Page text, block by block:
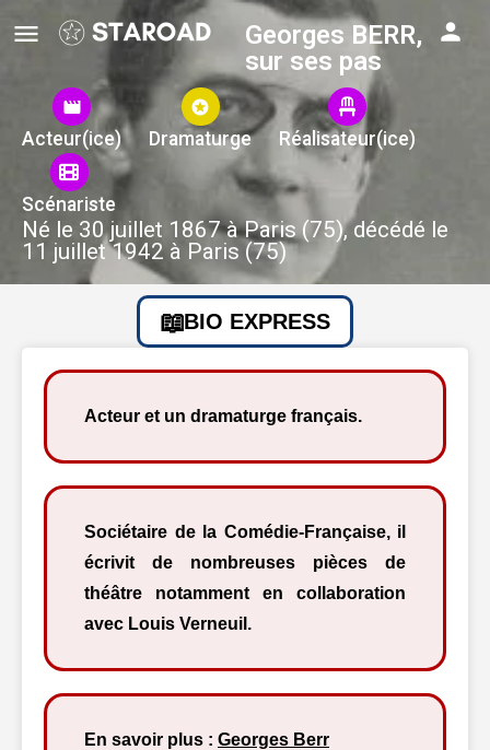
Georges BERR,
sur ses pas
Acteur(ice) Dramaturge Réalisateur(ice)
Scénariste
Né le 30 juillet 1867 à Paris (75), décédé le
11 juillet 1942 à Paris (75)
BIO EXPRESS
Acteur et un dramaturge français.
Sociétaire de la Comédie-Française, il
écrivit de nombreuses pièces de
théâtre notamment en collaboration
avec Louis Verneuil.
En savoir plus : Georges Berr